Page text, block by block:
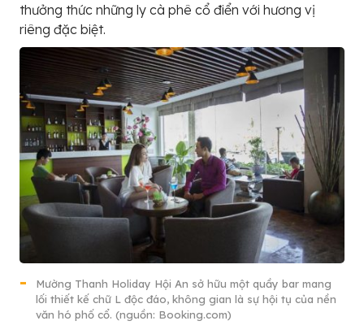
thưởng thức những ly cà phê cổ điển với hương vị
riêng đặc biệt.
Mường Thanh Holiday Hội An sở hữu một quầy bar mang
lối thiết kế chữ L độc đáo, không gian là sự hội tụ của nền
văn hó phố cổ. (nguồn: Booking.com)